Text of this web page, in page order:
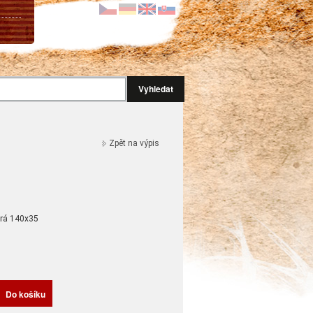
Vyhledat
Zpět na výpis
140x35
Do košíku